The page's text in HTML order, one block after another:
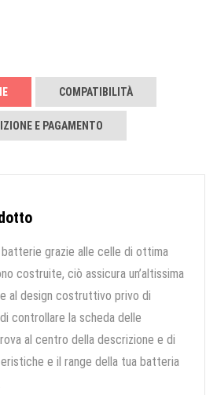
COMPATIBILITÀ
E PAGAMENTO
grazie alle celle di ottima
costruite, ciò assicura un’altissima
al design costruttivo privo di
controllare la scheda delle
al centro della descrizione e di
e il range della tua batteria